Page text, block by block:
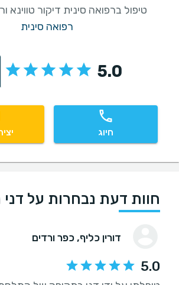
טיפול ברפואה סינית דיקור טווינא
רפואה סינית
5.0
חיוג
חוות דעת נבחרות על דני
דורין כליף, כפר ורדים
5.0